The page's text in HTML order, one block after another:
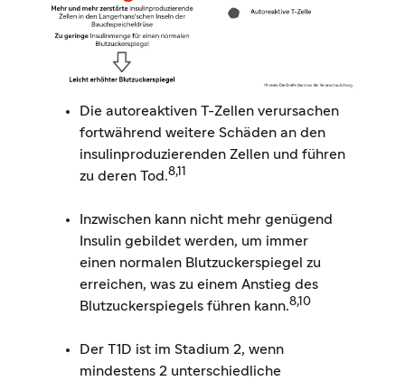
Die autoreaktiven T-Zellen verursachen
fortwährend weitere Schäden an den
insulinproduzierenden Zellen und führen
zu deren Tod.8,11
Inzwischen kann nicht mehr genügend
Insulin gebildet werden, um immer
einen normalen Blutzuckerspiegel zu
erreichen, was zu einem Anstieg des
Blutzuckerspiegels führen kann.8,10
Der T1D ist im Stadium 2, wenn
mindestens 2 unterschiedliche